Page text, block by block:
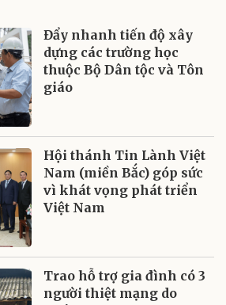
Đẩy nhanh tiến độ xây
dựng các trường học
thuộc Bộ Dân tộc và Tôn
giáo
Hội thánh Tin Lành Việt
Nam (miền Bắc) góp sức
vì khát vọng phát triển
Việt Nam
Trao hỗ trợ gia đình có 3
người thiệt mạng do